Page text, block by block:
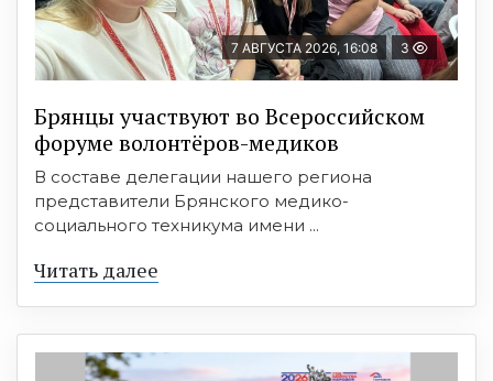
7 АВГУСТА 2026, 16:08 3
Брянцы участвуют во Всероссийском
форуме волонтёров-медиков
В составе делегации нашего региона
представители Брянского медико-
социального техникума имени ...
Читать далее